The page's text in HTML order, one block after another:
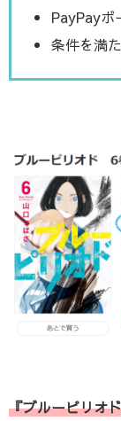
PayPayボ
条件を満
『ブルーピリオ